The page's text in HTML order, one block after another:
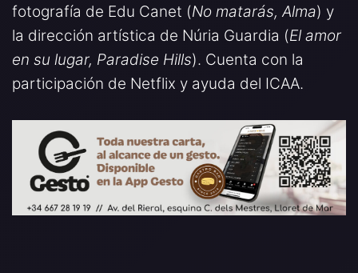
fotografía de Edu Canet (No matarás, Alma) y
la dirección artística de Núria Guardia (El amor
en su lugar, Paradise Hills). Cuenta con la
participación de Netflix y ayuda del ICAA.